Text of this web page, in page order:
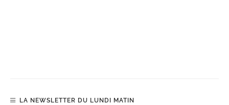
LA NEWSLETTER DU LUNDI MATIN